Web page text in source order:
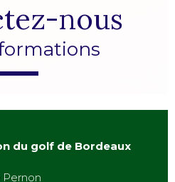
nous
du golf de Bordeaux